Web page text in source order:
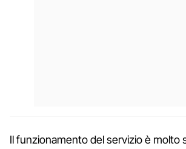
Il funzionamento del servizio è molto